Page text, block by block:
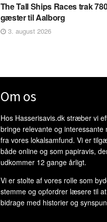
The Tall Ships Races trak
gæster til Aalborg
3. august 2026
Om os
Hos Hasserisavis.dk stræber vi
bringe relevante og interessante
fra vores lokalsamfund. Vi er
både online og som papiravis,
udkommer 12 gange årligt.
Vi er stolte af vores rolle som
stemme og opfordrer læsere til at
bidrage med historier og